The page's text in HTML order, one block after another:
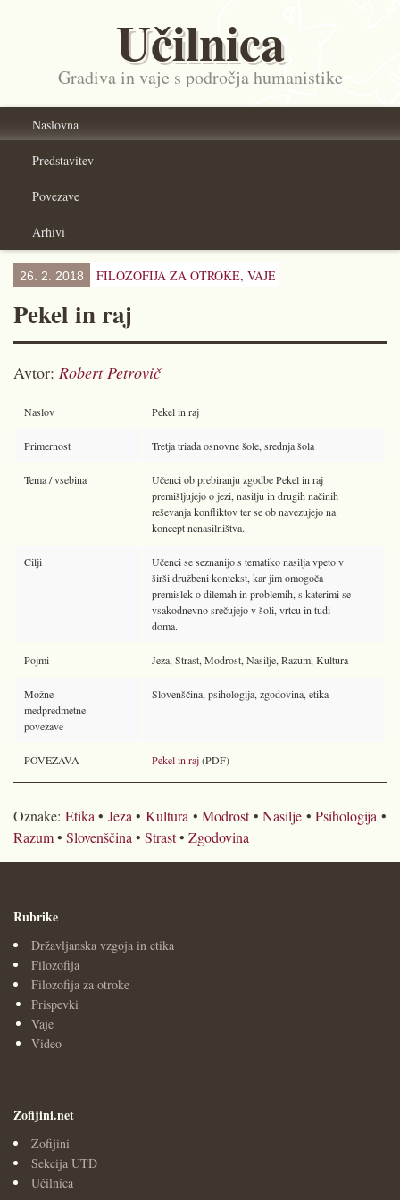
Učilnica
Gradiva in vaje s področja humanistike
Naslovna
Predstavitev
Povezave
Arhivi
26. 2. 2018 FILOZOFIJA ZA OTROKE, VAJE
Pekel in raj
Avtor: Robert Petrovič
Naslov Pekel in raj
Primernost Tretja triada osnovne šole, srednja šola
Tema / vsebina
Učenci ob prebiranju zgodbe Pekel in raj
premišljujejo o jezi, nasilju in drugih načinih
reševanja konfliktov ter se ob navezujejo na
koncept nenasilništva.
Cilji
Učenci se seznanijo s tematiko nasilja vpeto v
širši družbeni kontekst, kar jim omogoča
premislek o dilemah in problemih, s katerimi se
vsakodnevno srečujejo v šoli, vrtcu in tudi
doma.
Pojmi Jeza, Strast, Modrost, Nasilje, Razum, Kultura
Možne
medpredmetne
povezave
Slovenščina, psihologija, zgodovina, etika
POVEZAVA Pekel in raj(PDF)
Oznake: Etika • Jeza • Kultura •Modrost•Nasilje •Psihologija •
Razum• Slovenščina • Strast• Zgodovina
Rubrike
Državljanska vzgoja in etika
Filozofija
Filozofija za otroke
Prispevki
Vaje
Video
Zofijini.net
Zofijini
Sekcija UTD
Učilnica